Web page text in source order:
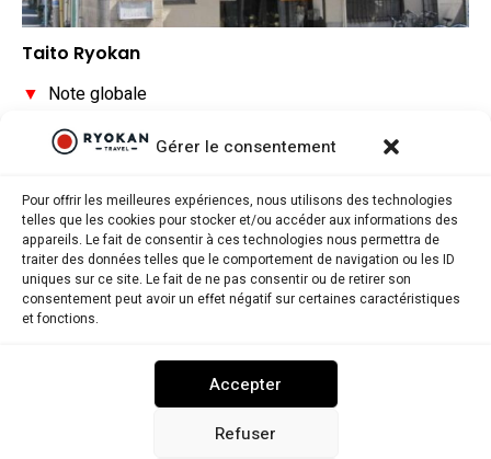
Gérer le consentement
Pour offrir les meilleures expériences, nous utilisons des technologies
telles que les cookies pour stocker et/ou accéder aux informations des
appareils. Le fait de consentir à ces technologies nous permettra de
traiter des données telles que le comportement de navigation ou les ID
uniques sur ce site. Le fait de ne pas consentir ou de retirer son
consentement peut avoir un effet négatif sur certaines caractéristiques
et fonctions.
Accepter
Refuser
Taito Ryokan
▼ Note globale
Rapport qualité/prix
Ryokantravel.fr © Copyright 2025. Tous droits réservés.
MENTIONS LÉGALES POLITIQUE DE CONFIDENTIALITÉ
POLITIQUE DE COOKIES (UE) NOUS CONTACTER